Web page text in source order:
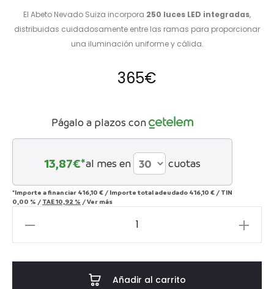
El Abeto Nevado Suiza incorpora 250 luces LED integradas,
distribuidas cuidadosamente entre las ramas para proporcionar
una iluminación uniforme y cálida.
365€
Págalo a plazos con
13,87€*al mes en cuotas
*Importe a financiar 416,10 € / Importe total adeudado 416,10 € / TIN
0,00 % / TAE10,92 % /Ver más
Añadir al carrito